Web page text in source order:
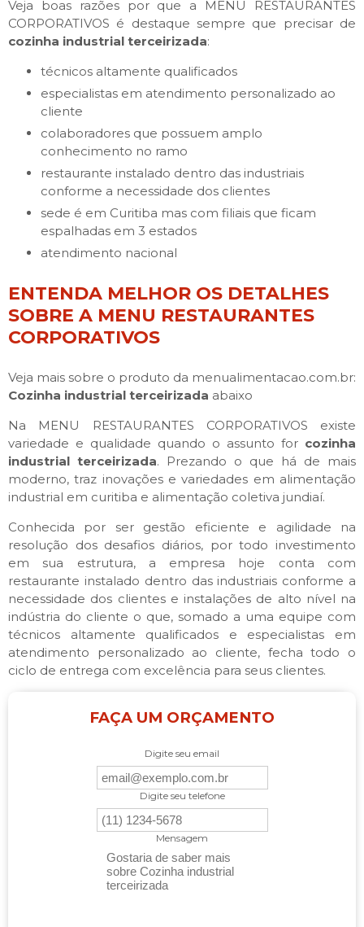
Veja boas razões por que a MENU RESTAURANTES
CORPORATIVOS é destaque sempre que precisar de
cozinha industrial terceirizada:
técnicos altamente qualificados
especialistas em atendimento personalizado ao
cliente
colaboradores que possuem amplo
conhecimento no ramo
restaurante instalado dentro das industriais
conforme a necessidade dos clientes
sede é em Curitiba mas com filiais que ficam
espalhadas em 3 estados
atendimento nacional
ENTENDA MELHOR OS DETALHES
SOBRE A MENU RESTAURANTES
CORPORATIVOS
Veja mais sobre o produto da menualimentacao.com.br:
Cozinha industrial terceirizada abaixo
Na MENU RESTAURANTES CORPORATIVOS existe
variedade e qualidade quando o assunto for cozinha
industrial terceirizada. Prezando o que há de mais
moderno, traz inovações e variedades em alimentação
industrial em curitiba e alimentação coletiva jundiaí.
Conhecida por ser gestão eficiente e agilidade na
resolução dos desafios diários, por todo investimento
em sua estrutura, a empresa hoje conta com
restaurante instalado dentro das industriais conforme a
necessidade dos clientes e instalações de alto nível na
indústria do cliente o que, somado a uma equipe com
técnicos altamente qualificados e especialistas em
atendimento personalizado ao cliente, fecha todo o
ciclo de entrega com excelência para seus clientes.
FAÇA UM ORÇAMENTO
Digite seu email
Digite seu telefone
Mensagem